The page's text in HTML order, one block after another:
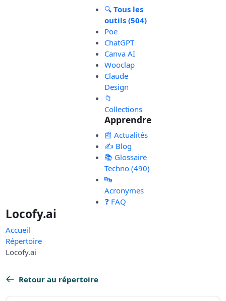
🔍 Tous les
outils (504)
Poe
ChatGPT
Canva AI
Wooclap
Claude
Design
📁
Collections
Apprendre
📰 Actualités
✍️ Blog
📚 Glossaire
Techno (490)
🔤
Acronymes
❓ FAQ
Locofy.ai
Accueil
Répertoire
Locofy.ai
Retour au répertoire